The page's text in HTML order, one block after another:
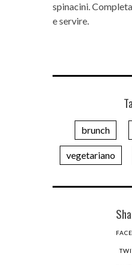
spinacini.
e servire.
brunch
vegetariano